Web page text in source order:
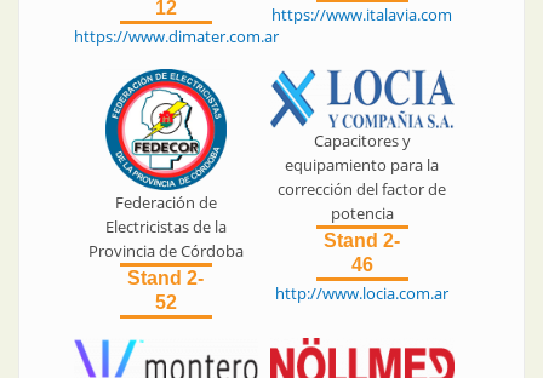
12
https://www.dimater.com.ar
https://www.italavia.com
Federación de
Electricistas de la
Provincia de Córdoba
Stand 2-
52
Capacitores y
equipamiento para la
corrección del factor de
potencia
Stand 2-
46
http://www.locia.com.ar